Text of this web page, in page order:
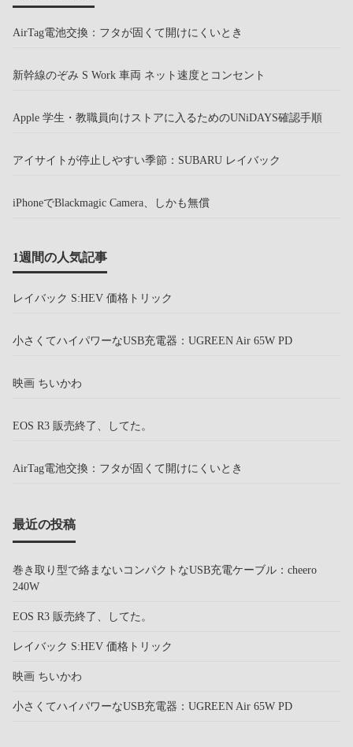
AirTag電池交換：フタが固くて開けにくいとき
新幹線のぞみ S Work 車両 ネット速度とコンセント
Apple 学生・教職員向けストアに入るためのUNiDAYS確認手順
アイサイトが停止しやすい季節：SUBARU レイバック
iPhoneでBlackmagic Camera、しかも無償
1週間の人気記事
レイバック S:HEV 価格トリック
小さくてハイパワーなUSB充電器：UGREEN Air 65W PD
映画 ちいかわ
EOS R3 販売終了、してた。
AirTag電池交換：フタが固くて開けにくいとき
最近の投稿
巻き取り型で絡まないコンパクトなUSB充電ケーブル：cheero
240W
EOS R3 販売終了、してた。
レイバック S:HEV 価格トリック
映画 ちいかわ
小さくてハイパワーなUSB充電器：UGREEN Air 65W PD